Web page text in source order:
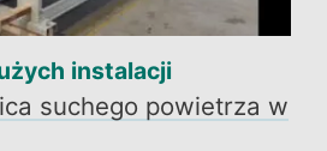
instalacji
suchego powietrza w